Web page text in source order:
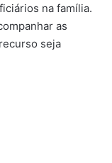
na família.
as
seja